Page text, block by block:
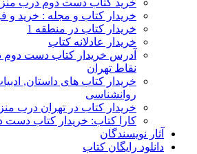
خرید کتاب دست دوم درب
خریدار کتاب و مجله : خرید
خریدار کتاب در منطقه 1
خریدار عادلانه کتاب
آدرس خریدار کتاب دست دوم
نقاط تهران
خریدار کتاب های داستان,
روانشناسی
خریدار کتاب در تهران درب
کارا کتاب: خریدار کتاب دست
آثار نویسندگان
دانلود رایگان کتاب